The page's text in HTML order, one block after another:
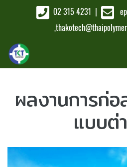
02 315 4231
,
ผลงานการก่
แบบต่